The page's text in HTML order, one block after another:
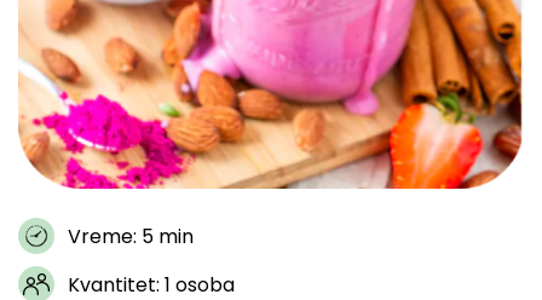
Vreme: 5 min
Kvantitet: 1 osoba